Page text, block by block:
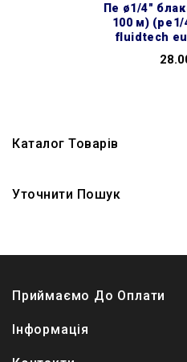
пе ø1/4″ блакитна (бухта
100 м)
fluidtech
Каталог Товарів
Уточнити Пошук
Приймаємо До Оплати
Інформація